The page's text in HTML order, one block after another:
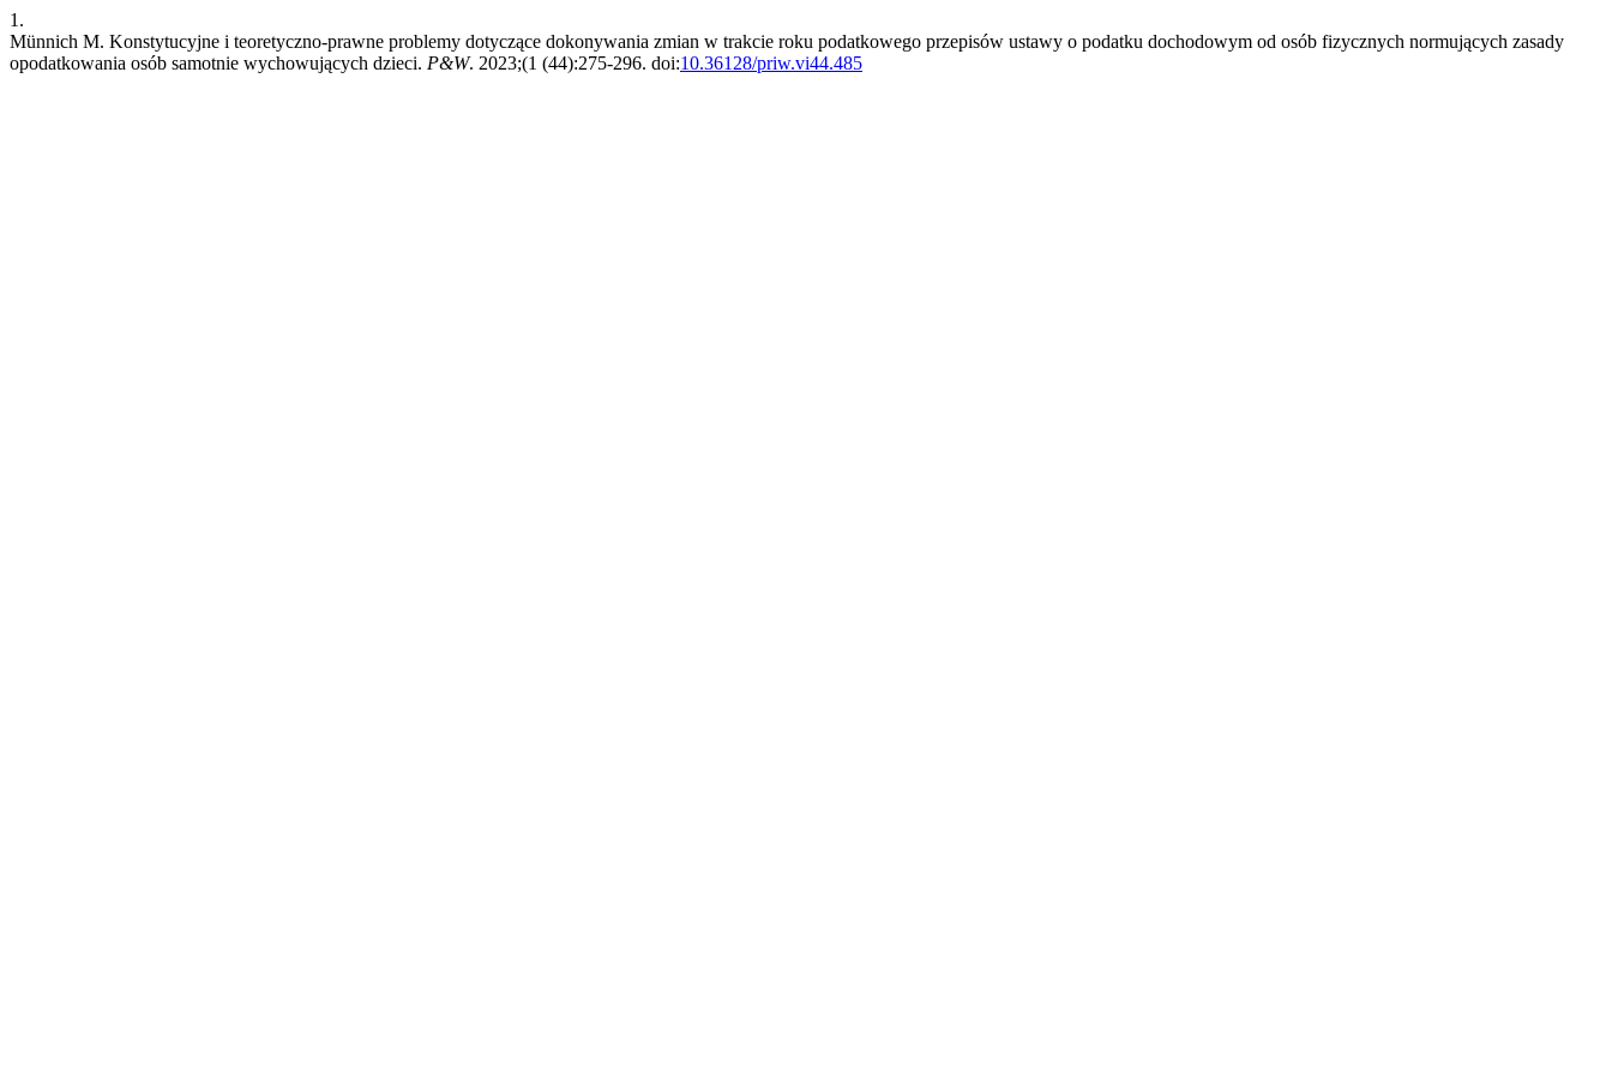
1.
Münnich M. Konstytucyjne i teoretyczno-prawne problemy dotyczące dokonywania zmian w trakcie roku podatkowego przepisów ustawy o podatku dochodowym od osób fizycznych normujących zasady
opodatkowania osób samotnie wychowujących dzieci. P&W. 2023;(1 (44):275-296. doi:10.36128/priw.vi44.485